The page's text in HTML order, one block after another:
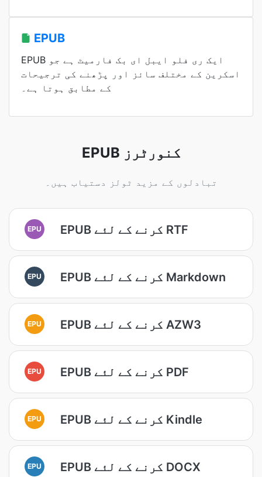
EPUB
EPUB ایک ری فلو ایبل ای بک فارمیٹ ہے جو
اسکرین کے مختلف سائز اور پڑھنے کی ترجیحات
کے مطابق ہوتا ہے۔
EPUB کنورٹرز
تبادلوں کے مزید ٹولز دستیاب ہیں۔
EPU EPUB کرنے کے لئے RTF
EPU EPUB کرنے کے لئے Markdown
EPU EPUB کرنے کے لئے AZW3
EPU EPUB کرنے کے لئے PDF
EPU EPUB کرنے کے لئے Kindle
EPU EPUB کرنے کے لئے DOCX